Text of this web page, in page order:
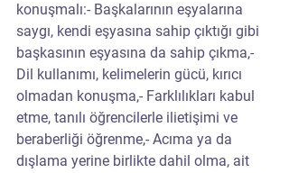
konuşmalı:- Başkalarının eşyalarına
saygı, kendi eşyasına sahip çıktığı gibi
başkasının eşyasına da sahip çıkma,-
Dil kullanımı, kelimelerin gücü, kırıcı
olmadan konuşma,- Farklılıkları kabul
etme, tanılı öğrencilerle ilietişimi ve
beraberliği öğrenme,- Acıma ya da
dışlama yerine birlikte dahil olma, ait